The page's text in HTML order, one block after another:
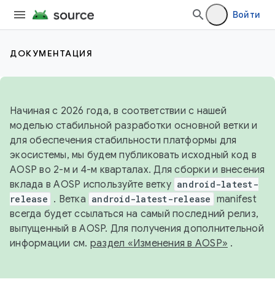
Войти
ДОКУМЕНТАЦИЯ
Начиная с 2026 года, в соответствии с нашей
моделью стабильной разработки основной ветки и
для обеспечения стабильности платформы для
экосистемы, мы будем публиковать исходный код в
AOSP во 2-м и 4-м кварталах. Для сборки и внесения
вклада в AOSP используйте ветку android-latest-
release . Ветка android-latest-release manifest
всегда будет ссылаться на самый последний релиз,
выпущенный в AOSP. Для получения дополнительной
информации см. раздел «Изменения в AOSP» .